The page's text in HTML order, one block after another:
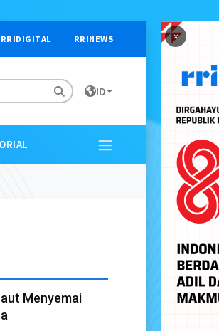
×
RRIDIGITAL RRINEWS
ID
Menyemai